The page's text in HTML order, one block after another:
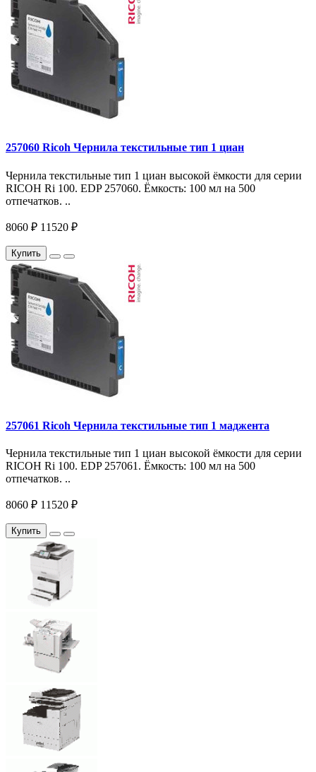
257060 Ricoh Чернила текстильные тип 1 циан
Чернила текстильные тип 1 циан высокой ёмкости для серии
RICOH Ri 100. EDP 257060. Ёмкость: 100 мл на 500
отпечатков. ..
8060 ₽ 11520 ₽
Купить
257061 Ricoh Чернила текстильные тип 1 маджента
Чернила текстильные тип 1 циан высокой ёмкости для серии
RICOH Ri 100. EDP 257061. Ёмкость: 100 мл на 500
отпечатков. ..
8060 ₽ 11520 ₽
Купить